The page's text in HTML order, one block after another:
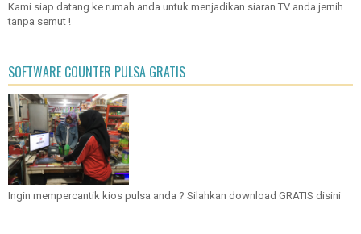
Kami siap datang ke rumah anda untuk menjadikan siaran TV anda jernih
tanpa semut !
SOFTWARE COUNTER PULSA GRATIS
Ingin mempercantik kios pulsa anda ? Silahkan download GRATIS disini